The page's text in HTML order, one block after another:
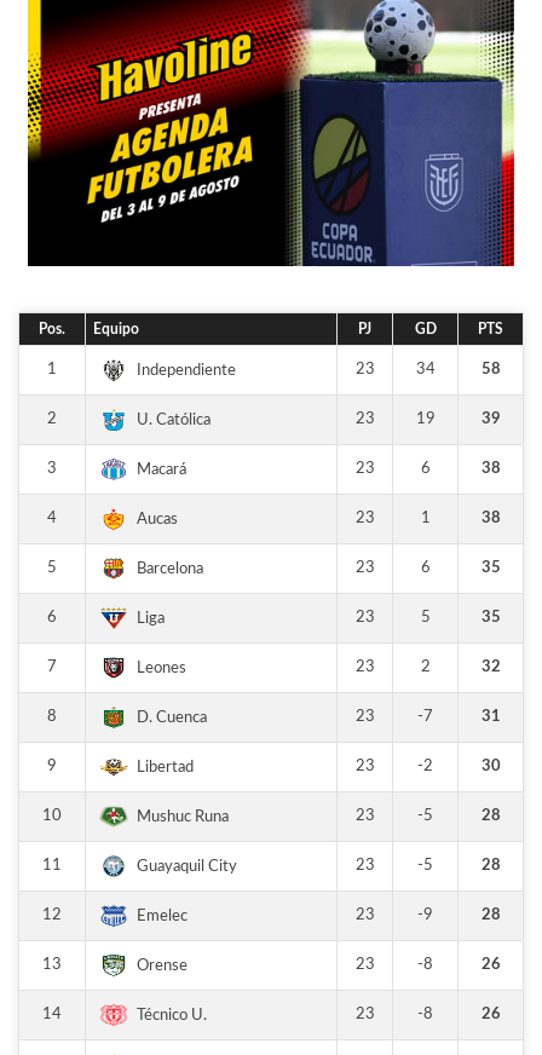
Pos. Equipo PJ GD PTS
1 Independiente 23 34 58
2 U. Católica 23 19 39
3 Macará 23 6 38
4 Aucas 23 1 38
5 Barcelona 23 6 35
6 Liga 23 5 35
7 Leones 23 2 32
8 D. Cuenca 23 -7 31
9 Libertad 23 -2 30
10 Mushuc Runa 23 -5 28
11 Guayaquil City 23 -5 28
12 Emelec 23 -9 28
13 Orense 23 -8 26
14 Técnico U. 23 -8 26